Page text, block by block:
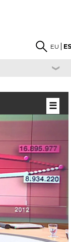
EU
☰